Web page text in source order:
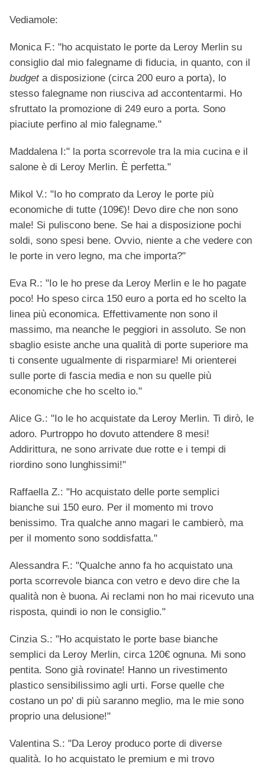
Vediamole:
Monica F.: "ho acquistato le porte da Leroy Merlin su
consiglio dal mio falegname di fiducia, in quanto, con il
budgeta disposizione (circa 200 euro a porta), lo
stesso falegname non riusciva ad accontentarmi. Ho
sfruttato la promozione di 249 euro a porta. Sono
piaciute perfino al mio falegname."
Maddalena I:" la porta scorrevole tra la mia cucina e il
salone è di Leroy Merlin. È perfetta."
Mikol V.: "Io ho comprato da Leroy le porte più
economiche di tutte (109€)! Devo dire che non sono
male! Si puliscono bene. Se hai a disposizione pochi
soldi, sono spesi bene. Ovvio, niente a che vedere con
le porte in vero legno, ma che importa?"
Eva R.: "Io le ho prese da Leroy Merlin e le ho pagate
poco! Ho speso circa 150 euro a porta ed ho scelto la
linea più economica. Effettivamente non sono il
massimo, ma neanche le peggiori in assoluto. Se non
sbaglio esiste anche una qualità di porte superiore ma
ti consente ugualmente di risparmiare! Mi orienterei
sulle porte di fascia media e non su quelle più
economiche che ho scelto io."
Alice G.: "Io le ho acquistate da Leroy Merlin. Ti dirò, le
adoro. Purtroppo ho dovuto attendere 8 mesi!
Addirittura, ne sono arrivate due rotte e i tempi di
riordino sono lunghissimi!"
Raffaella Z.: "Ho acquistato delle porte semplici
bianche sui 150 euro. Per il momento mi trovo
benissimo. Tra qualche anno magari le cambierò, ma
per il momento sono soddisfatta."
Alessandra F.: "Qualche anno fa ho acquistato una
porta scorrevole bianca con vetro e devo dire che la
qualità non è buona. Ai reclami non ho mai ricevuto una
risposta, quindi io non le consiglio."
Cinzia S.: "Ho acquistato le porte base bianche
semplici da Leroy Merlin, circa 120€ ognuna. Mi sono
pentita. Sono già rovinate! Hanno un rivestimento
plastico sensibilissimo agli urti. Forse quelle che
costano un po' di più saranno meglio, ma le mie sono
proprio una delusione!"
Valentina S.: "Da Leroy produco porte di diverse
qualità. Io ho acquistato le premium e mi trovo